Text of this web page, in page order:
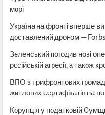
морі
Україна на фронті вперше
доставлений дроном — Forbs
Зеленський погодив нові
російській агресії, а також
ВПО з прифронтових
житлових сертифікатів на
Корупція у податковій